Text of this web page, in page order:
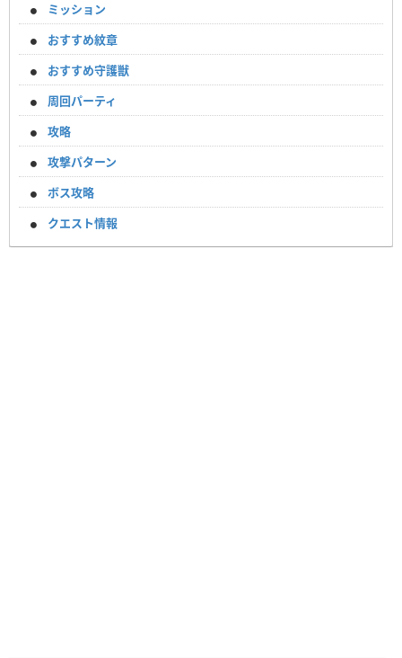
ミッション
おすすめ紋章
おすすめ守護獣
周回パーティ
攻略
攻撃パターン
ボス攻略
クエスト情報